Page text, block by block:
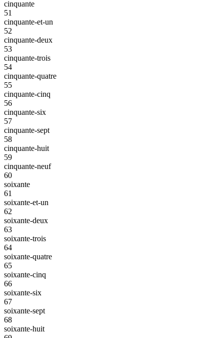
cinquante
51
cinquante-et-un
52
cinquante-deux
53
cinquante-trois
54
cinquante-quatre
55
cinquante-cinq
56
cinquante-six
57
cinquante-sept
58
cinquante-huit
59
cinquante-neuf
60
soixante
61
soixante-et-un
62
soixante-deux
63
soixante-trois
64
soixante-quatre
65
soixante-cinq
66
soixante-six
67
soixante-sept
68
soixante-huit